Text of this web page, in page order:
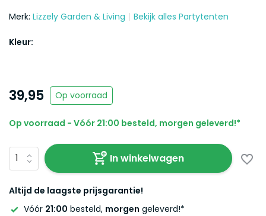
Merk: Lizzely Garden & Living Bekijk alles Partytenten
Kleur:
39,95 Op voorraad
Op voorraad - Vóór 21:00 besteld, morgen geleverd!*
In winkelwagen
Altijd de laagste prijsgarantie!
Vóór 21:00 besteld, morgen geleverd!*